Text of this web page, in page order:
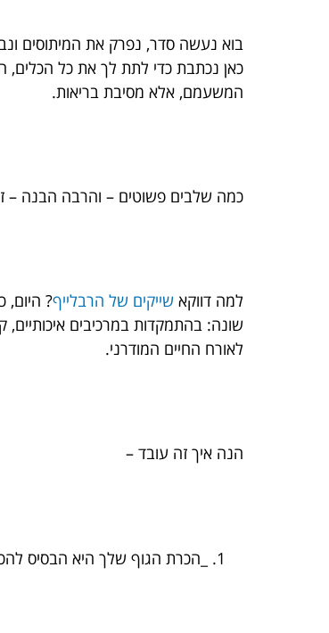
בוא נעשה סדר, נפרק את המיתוסים
כאן נכתבת כדי לתת לך את כל הכלים,
המשעמם, אלא מסיבת בריאות.
כמה שלבים פשוטים – והרבה הבנה –
למה דווקא שייקים של הרבלייף? היום,
שונה: בהתמקדות במרכיבים
לאורח החיים המודרני.
הנה איך זה עובד –
_הכרת הגוף שלך היא הבסיס